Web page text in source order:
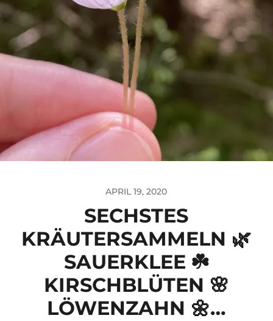
APRIL 19, 2020
SECHSTES
KRÄUTERSAMMELN 🌿
SAUERKLEE ☘️
KIRSCHBLÜTEN 🌸
LÖWENZAHN 🌼…